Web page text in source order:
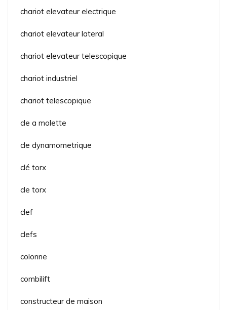
chariot elevateur electrique
chariot elevateur lateral
chariot elevateur telescopique
chariot industriel
chariot telescopique
cle a molette
cle dynamometrique
clé torx
cle torx
clef
clefs
colonne
combilift
constructeur de maison